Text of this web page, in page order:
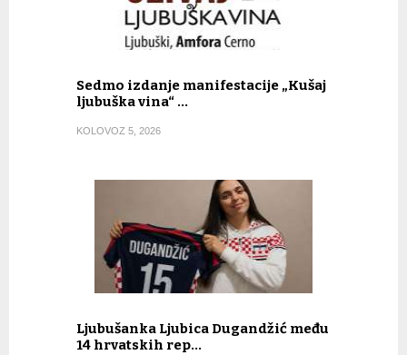
Sedmo izdanje manifestacije „Kušaj
ljubuška vina“ …
KOLOVOZ 5, 2026
Ljubušanka Ljubica Dugandžić među
14 hrvatskih rep…